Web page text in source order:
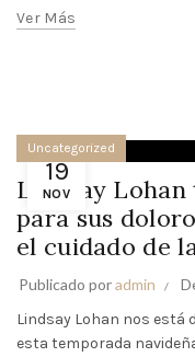
Ver Más
19
NOV
Uncategorized
Lindsay
para sus
el cuidado de
Publicado poradmin
Lindsay Lohan nos está
esta temporada